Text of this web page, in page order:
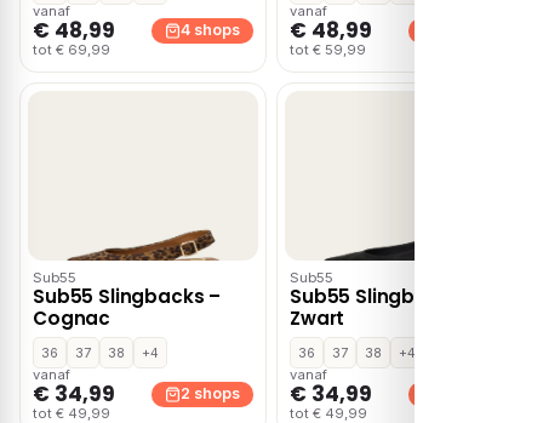
vanaf
€ 48,99
tot € 69,99
4 shops
vanaf
€ 48,99
tot € 59,99
Sub55
Sub55 Slingbacks –
Cognac
36 37 38
+4
vanaf
€ 34,99
tot € 49,99
2 shops
Sub55
Sub55 Slingbacks –
Zwart
36 37 38
+4
vanaf
€ 34,99
tot € 49,99